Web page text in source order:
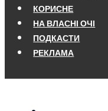
КОРИСНЕ
НА ВЛАСНІ ОЧІ
ПОДКАСТИ
РЕКЛАМА